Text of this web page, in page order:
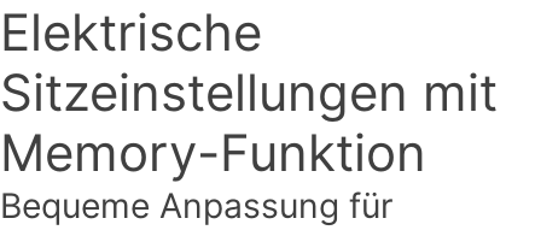
Elektrische
Sitzeinstellungen mit
Memory-Funktion
Bequeme Anpassung für